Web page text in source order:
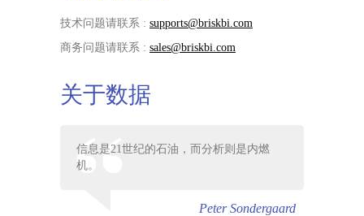
技术问题请联系 : supports@briskbi.com
商务问题请联系 : sales@briskbi.com
关于数据
信息是21世纪的石油，而分析则是内燃
机。
Peter Sondergaard